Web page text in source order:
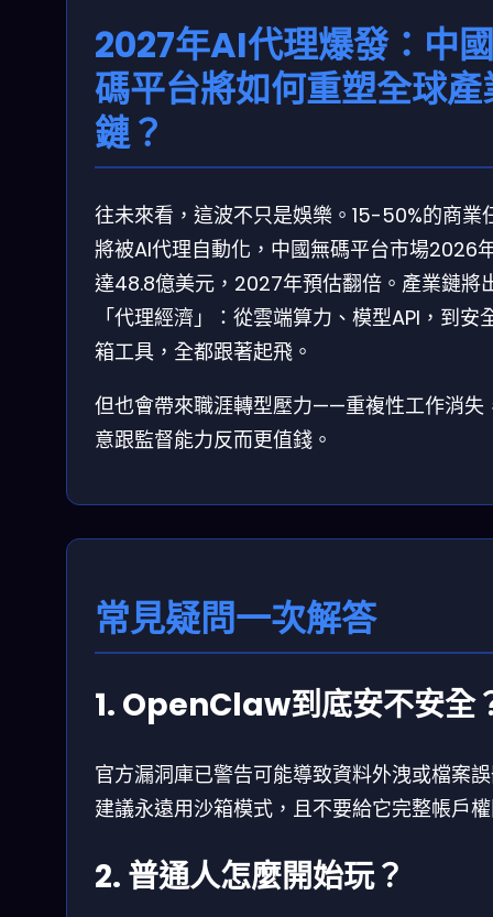
2027年AI代理爆發：中
碼平台將如何重塑全球產
鏈？
往未來看，這波不只是娛樂。15-50%的商業
將被AI代理自動化，中國無碼平台市場2026
達48.8億美元，2027年預估翻倍。產業鏈將
「代理經濟」：從雲端算力、模型API，到安
箱工具，全都跟著起飛。
但也會帶來職涯轉型壓力——重複性工作消失
意跟監督能力反而更值錢。
常見疑問一次解答
1. OpenClaw到底安不安全
官方漏洞庫已警告可能導致資料外洩或檔案
建議永遠用沙箱模式，且不要給它完整帳戶
2. 普通人怎麼開始玩？